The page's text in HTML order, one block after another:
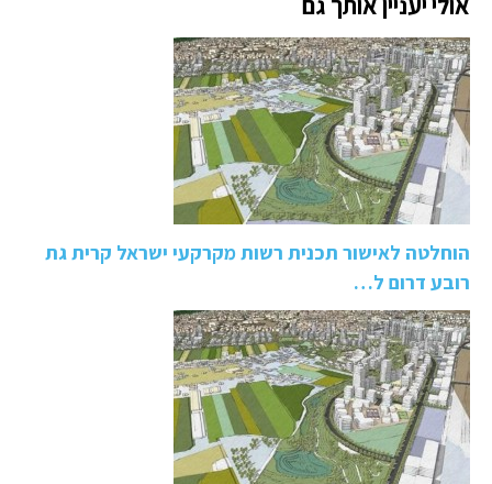
הוחלטה לאישור תכנית רשות מקרקעי ישראל קרית גת
רובע דרום ל…